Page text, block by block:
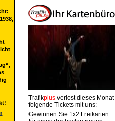
Trafikplusverlost dieses Monat
folgende Tickets mit uns:
Gewinnen Sie 1x2 Freikarten